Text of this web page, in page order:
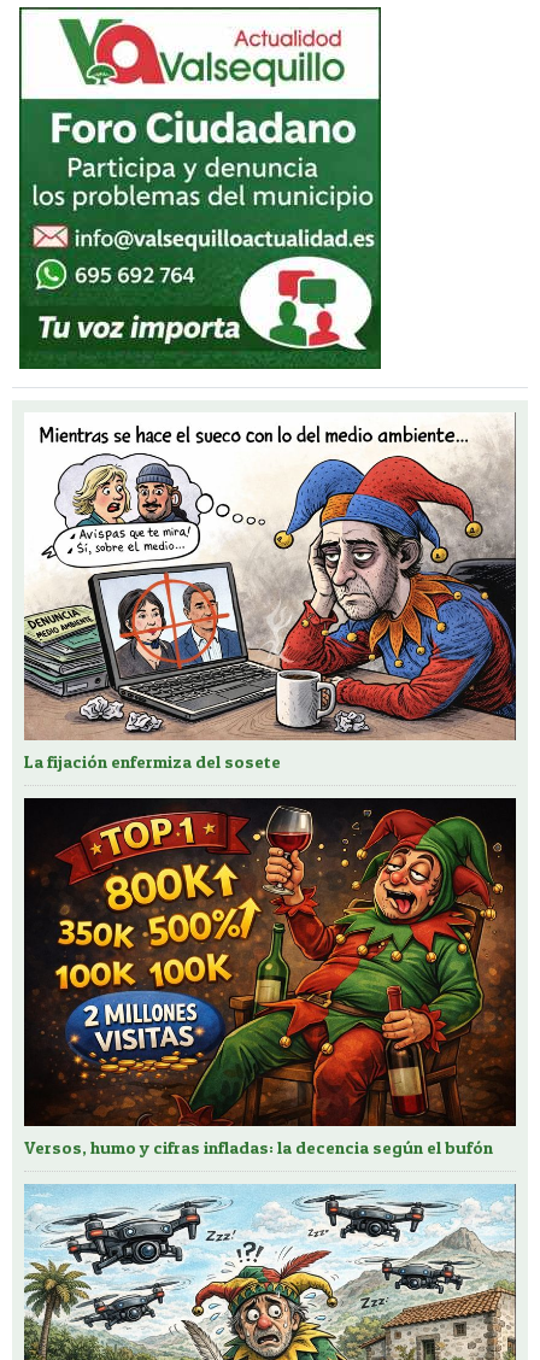
La fijación enfermiza del sosete
Versos, humo y cifras infladas: la decencia según el bufón